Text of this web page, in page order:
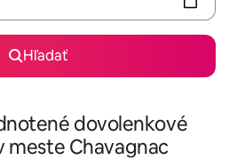
Hľadať
dovolenkové
meste Chavagnac